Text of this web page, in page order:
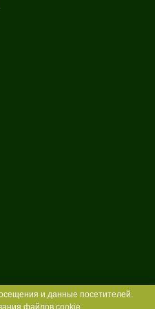
и данные посетителей.
файлов cookie